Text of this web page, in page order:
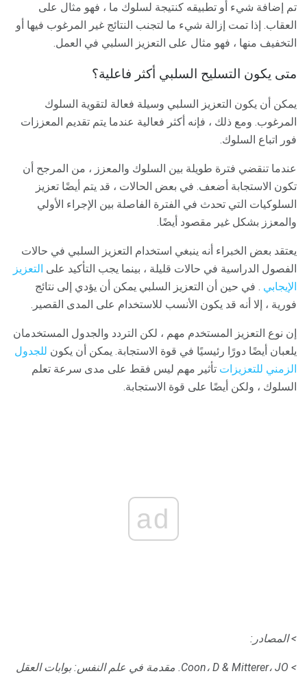
تم إضافة شيء أو تطبيقه كنتيجة لسلوك ما ، فهو مثال على
العقاب. إذا تمت إزالة شيء ما لتجنب النتائج غير المرغوب فيها أو
التخفيف منها ، فهو مثال على التعزيز السلبي في العمل.
متى يكون التسليح السلبي أكثر فاعلية؟
يمكن أن يكون التعزيز السلبي وسيلة فعالة لتقوية السلوك
المرغوب. ومع ذلك ، فإنه أكثر فعالية عندما يتم تقديم المعززات
فور اتباع السلوك.
عندما تنقضي فترة طويلة بين السلوك والمعزز ، من المرجح أن
تكون الاستجابة أضعف. في بعض الحالات ، قد يتم أيضًا تعزيز
السلوكيات التي تحدث في الفترة الفاصلة بين الإجراء الأولي
والمعزز بشكل غير مقصود أيضًا.
يعتقد بعض الخبراء أنه ينبغي استخدام التعزيز السلبي في حالات
الفصول الدراسية في حالات قليلة ، بينما يجب التأكيد على التعزيز
الإيجابي . في حين أن التعزيز السلبي يمكن أن يؤدي إلى نتائج
فورية ، إلا أنه قد يكون الأنسب للاستخدام على المدى القصير.
إن نوع التعزيز المستخدم مهم ، لكن التردد والجدول المستخدمان
يلعبان أيضًا دورًا رئيسيًا في قوة الاستجابة. يمكن أن يكون للجدول
الزمني للتعزيزات تأثير مهم ليس فقط على مدى سرعة تعلم
السلوك ، ولكن أيضًا على قوة الاستجابة.
ad
> المصادر:
> Coon، D & Mitterer، JO.
مقدمة في علم النفس: بوابات العقل